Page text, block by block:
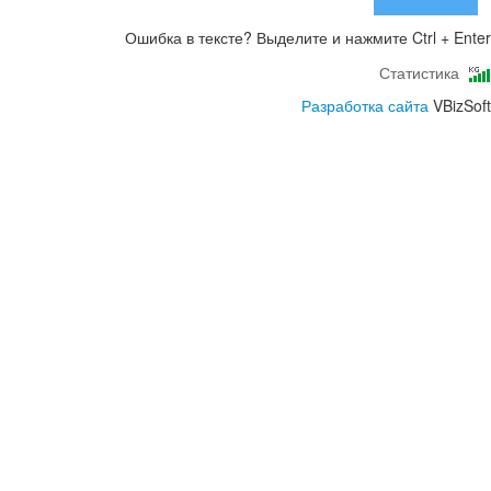
Ошибка в тексте? Выделите и нажмите Ctrl + Enter
Статистика
Разработка сайтаVBizSoft